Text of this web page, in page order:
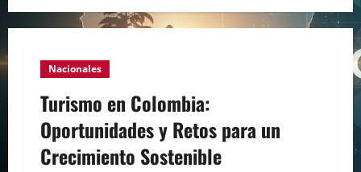
Nacionales
Turismo en Colombia:
Oportunidades y Retos para un
Crecimiento Sostenible